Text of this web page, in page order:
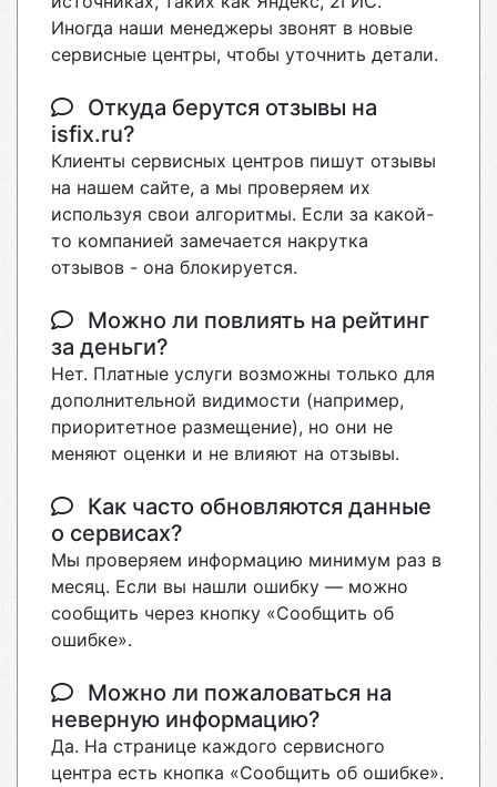
Иногда наши менеджеры звонят в новые
сервисные центры, чтобы уточнить детали.
Откуда берутся отзывы на
isfix.ru?
Клиенты сервисных центров пишут отзывы
на нашем сайте, а мы проверяем их
используя свои алгоритмы. Если за какой-
то компанией замечается накрутка
отзывов - она блокируется.
Можно ли повлиять на рейтинг
за деньги?
Нет. Платные услуги возможны только для
дополнительной видимости (например,
приоритетное размещение), но они не
меняют оценки и не влияют на отзывы.
Как часто обновляются данные
о сервисах?
Мы проверяем информацию минимум раз в
месяц. Если вы нашли ошибку — можно
сообщить через кнопку «Сообщить об
ошибке».
Можно ли пожаловаться на
неверную информацию?
Да. На странице каждого сервисного
центра есть кнопка «Сообщить об ошибке».